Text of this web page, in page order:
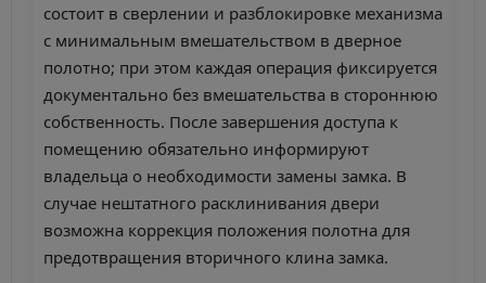
состоит в сверлении и разблокировке механизма
с минимальным вмешательством в дверное
полотно; при этом каждая операция фиксируется
документально без вмешательства в стороннюю
собственность. После завершения доступа к
помещению обязательно информируют
владельца о необходимости замены замка. В
случае нештатного расклинивания двери
возможна коррекция положения полотна для
предотвращения вторичного клина замка.